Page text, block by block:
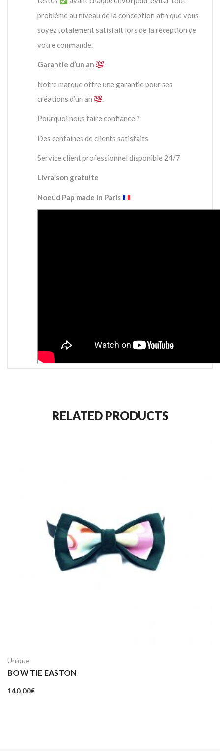
problème au niveau de la conception afin que vous
soyez totalement satisfait lors de la réception de
votre commande.
Garantie d’un an
Notre marque offre une garantie pour ses
créations d’un an
.
Pourquoi nous faire confiance ?
Des centaines de clients satisfaits
Service client professionnel disponible 24/7
Livraison gratuite
Noeud Pap made in Paris
RELATED PRODUCTS
Unique
BOW TIE EASTON
140,00€